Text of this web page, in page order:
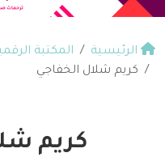
الرئيسية المكتبة
كريم شلال الخفاجي
كريم